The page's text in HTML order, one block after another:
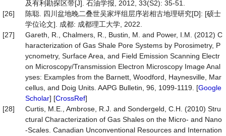
及有利勘探区带[J]. 石油学报, 2012, 33(S2): 35-51.
[26]
陈聪. 四川盆地晚二叠世吴家坪组层序岩相古地理研究[D]: [硕士
学位论文]. 成都: 成都理工大学, 2022.
[27]
Gareth, R., Chalmers, R., Bustin, M. and Power, I.M. (2012) C
haracterization of Gas Shale Pore Systems by Porosimetry, P
ycnometry, Surface Area, and Field Emission Scanning Electr
on Microscopy/Transmission Electron Microscopy Image Anal
yses: Examples from the Barnett, Woodford, Haynesville, Mar
cellus, and Doig Units. AAPG Bulletin, 96, 1099-1119. [Google
Scholar] [CrossRef]
[28]
Curtis, M.E., Ambrose, R.J. and Sondergeld, C.H. (2010) Stru
ctural Characterization of Gas Shales on the Micro- and Nano
-Scales. Canadian Unconventional Resources and Internation